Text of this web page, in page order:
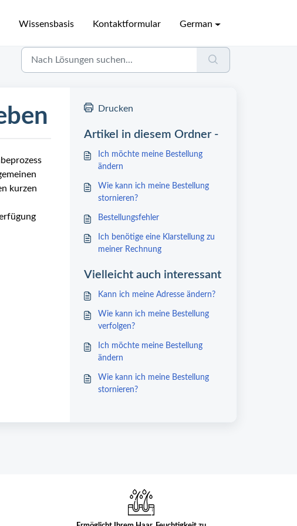
Wissensbasis Kontaktformular German
kurzen
Drucken
Artikel in diesem Ordner -
Ich möchte meine Bestellung
ändern
Wie kann ich meine Bestellung
stornieren?
Bestellungsfehler
Ich benötige eine Klarstellung zu
meiner Rechnung
Vielleicht auch interessant
Kann ich meine Adresse ändern?
Wie kann ich meine Bestellung
verfolgen?
Ich möchte meine Bestellung
ändern
Wie kann ich meine Bestellung
stornieren?